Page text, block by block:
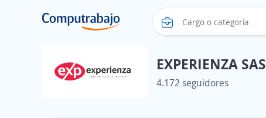
EXPERIENZA SAS
4.172 seguidores